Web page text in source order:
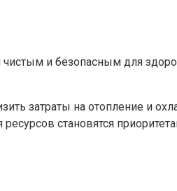
чистым и безопасным для
затраты на отопление и
становятся